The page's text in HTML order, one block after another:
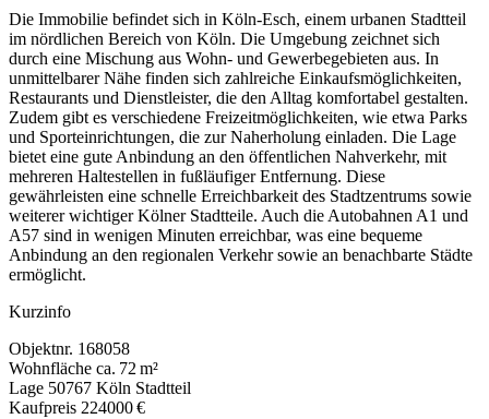
Die Immobilie befindet sich in Köln-Esch, einem urbanen Stadtteil
im nördlichen Bereich von Köln. Die Umgebung zeichnet sich
durch eine Mischung aus Wohn- und Gewerbegebieten aus. In
unmittelbarer Nähe finden sich zahlreiche Einkaufsmöglichkeiten,
Restaurants und Dienstleister, die den Alltag komfortabel gestalten.
Zudem gibt es verschiedene Freizeitmöglichkeiten, wie etwa Parks
und Sporteinrichtungen, die zur Naherholung einladen. Die Lage
bietet eine gute Anbindung an den öffentlichen Nahverkehr, mit
mehreren Haltestellen in fußläufiger Entfernung. Diese
gewährleisten eine schnelle Erreichbarkeit des Stadtzentrums sowie
weiterer wichtiger Kölner Stadtteile. Auch die Autobahnen A1 und
A57 sind in wenigen Minuten erreichbar, was eine bequeme
Anbindung an den regionalen Verkehr sowie an benachbarte Städte
ermöglicht.
Kurzinfo
Objektnr. 168058
Wohnfläche ca. 72 m²
Lage 50767 Köln Stadtteil
Kaufpreis 224000 €